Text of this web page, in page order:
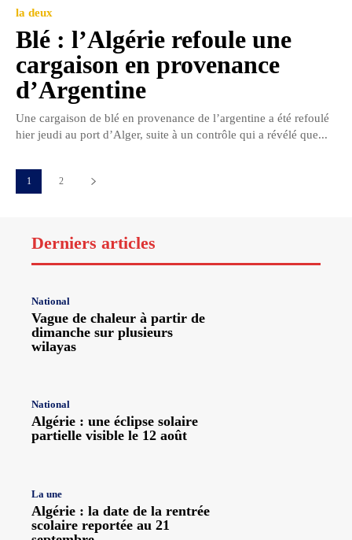
la deux
Blé : l’Algérie refoule une
cargaison en provenance
d’Argentine
Une cargaison de blé en provenance de l’argentine a été refoulé
hier jeudi au port d’Alger, suite à un contrôle qui a révélé que...
1 2
Derniers articles
National
Vague de chaleur à partir de
dimanche sur plusieurs
wilayas
National
Algérie : une éclipse solaire
partielle visible le 12 août
La une
Algérie : la date de la rentrée
scolaire reportée au 21